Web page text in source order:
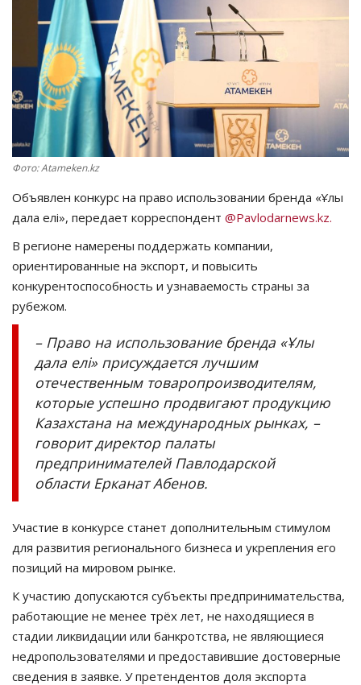
СПЕЦПРОЕКТЫ
СПОРТ
Чек-лист
РАЗВЛЕЧЕНИЯ
OFFICIAL
Язык
Қазақша
Фото: Atameken.kz
Объявлен конкурс на право использовании бренда «Ұлы
дала елі», передает корреспондент @Pavlodarnews.kz.
В регионе намерены поддержать компании,
ориентированные на экспорт, и повысить
конкурентоспособность и узнаваемость страны за
рубежом.
– Право на использование бренда «Ұлы
дала елі» присуждается лучшим
отечественным товаропроизводителям,
которые успешно продвигают продукцию
Казахстана на международных рынках, –
говорит директор палаты
предпринимателей Павлодарской
области Ерканат Абенов.
Участие в конкурсе станет дополнительным стимулом
для развития регионального бизнеса и укрепления его
позиций на мировом рынке.
К участию допускаются субъекты предпринимательства,
работающие не менее трёх лет, не находящиеся в
стадии ликвидации или банкротства, не являющиеся
недропользователями и предоставившие достоверные
сведения в заявке. У претендентов доля экспорта